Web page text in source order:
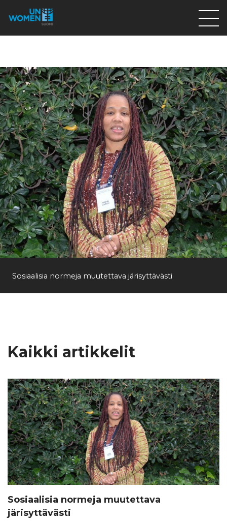
Osallistu
Mitä teemme
Ajankohtaista
Tietoa meistä
På Svenska
Valikon rivi
Lahjoita
Etsi
Sosiaalisia normeja muutettava järisyttävästi
Kaikki artikkelit
Sosiaalisia normeja muutettava
järisyttävästi